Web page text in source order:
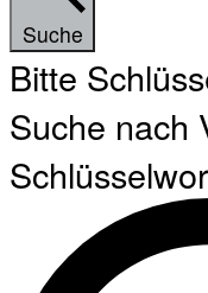
Suche
Bitte
Suche nach